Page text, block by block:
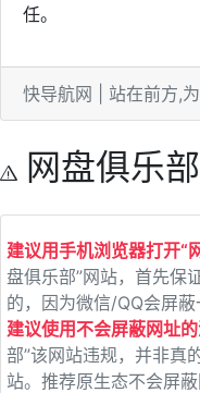
任。
快导航网 | 站在前方,
网盘俱乐
建议用手机浏览器打开“
盘俱乐部”网站，首先保
的，因为微信/QQ会屏蔽
建议使用不会屏蔽网址的
部”该网站违规，并非真
站。推荐原生态不会屏